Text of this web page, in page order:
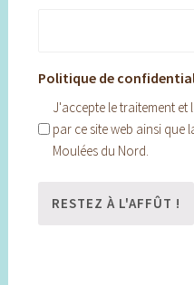
Politique de
J'accepte le traitement et
par ce site web ainsi que
Moulées du Nord.